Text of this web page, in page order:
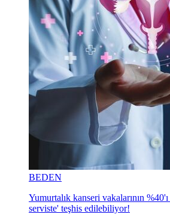
BEDEN
Yumurtalık kanseri vakalarının
serviste' teşhis edilebiliyor!